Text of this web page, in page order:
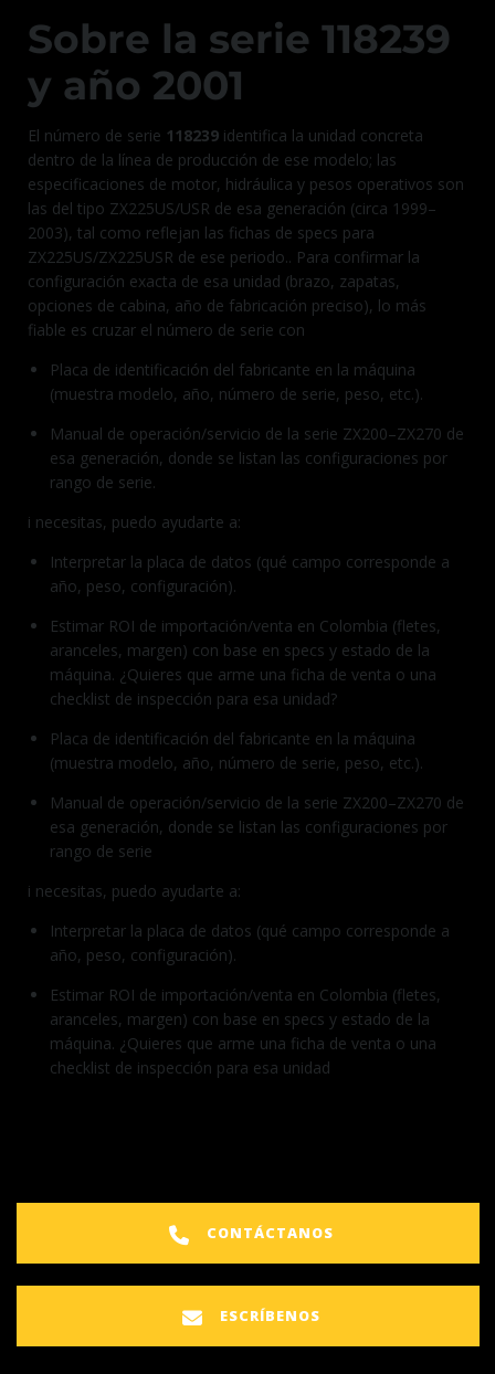
Sobre la serie 118239
y año 2001
El número de serie 118239 identifica la unidad concreta
dentro de la línea de producción de ese modelo; las
especificaciones de motor, hidráulica y pesos operativos son
las del tipo ZX225US/USR de esa generación (circa 1999–
2003), tal como reflejan las fichas de specs para
ZX225US/ZX225USR de ese periodo.. Para confirmar la
configuración exacta de esa unidad (brazo, zapatas,
opciones de cabina, año de fabricación preciso), lo más
fiable es cruzar el número de serie con
Placa de identificación del fabricante en la máquina
(muestra modelo, año, número de serie, peso, etc.).
Manual de operación/servicio de la serie ZX200–ZX270 de
esa generación, donde se listan las configuraciones por
rango de serie.
i necesitas, puedo ayudarte a:
Interpretar la placa de datos (qué campo corresponde a
año, peso, configuración).
Estimar ROI de importación/venta en Colombia (fletes,
aranceles, margen) con base en specs y estado de la
máquina. ¿Quieres que arme una ficha de venta o una
checklist de inspección para esa unidad?
Placa de identificación del fabricante en la máquina
(muestra modelo, año, número de serie, peso, etc.).
Manual de operación/servicio de la serie ZX200–ZX270 de
esa generación, donde se listan las configuraciones por
rango de serie
i necesitas, puedo ayudarte a:
Interpretar la placa de datos (qué campo corresponde a
año, peso, configuración).
Estimar ROI de importación/venta en Colombia (fletes,
aranceles, margen) con base en specs y estado de la
máquina. ¿Quieres que arme una ficha de venta o una
checklist de inspección para esa unidad
CONTÁCTANOS
ESCRÍBENOS